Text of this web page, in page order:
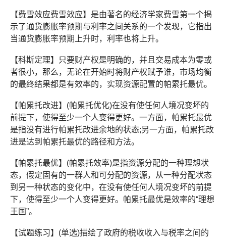
【费雪效应费雪效应】是由著名的经济学家费雪第一个揭
示了通货膨胀率预期与利率之间关系的一个发现，它指出
当通货膨胀率预期上升时，利率也将上升。
【科斯定理】只要财产权是明确的，并且交易成本为零或
者很小，那么，无论在开始时将财产权赋予谁，市场均衡
的最终结果都是有效率的，实现资源配置的帕累托最优。
【帕累托改进】(帕累托优化)在没有使任何人境况变坏的
前提下，使得至少一个人变得更好。一方面，帕累托最优
是指没有进行帕累托改进余地的状态;另一方面，帕累托改
进是达到帕累托最优的路径和方法。
【帕累托最优】(帕累托效率)是指资源分配的一种理想状
态，假定固有的一群人和可分配的资源，从一种分配状态
到另一种状态的变化中，在没有使任何人境况变坏的前提
下，使得至少一个人变得更好。帕累托最优是效率的“理想
王国”。
【试题练习】(单选)描绘了政府的税收收入与税率之间的